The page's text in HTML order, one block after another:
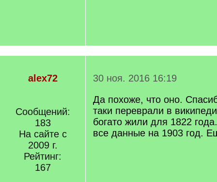
alex72
Сообщений:
183
На сайте с
2009 г.
Рейтинг:
167
30 ноя. 2016 16:19
Да похоже, что оно.
таки переврали в
богато жили для 1822
все данные на 1903 год.